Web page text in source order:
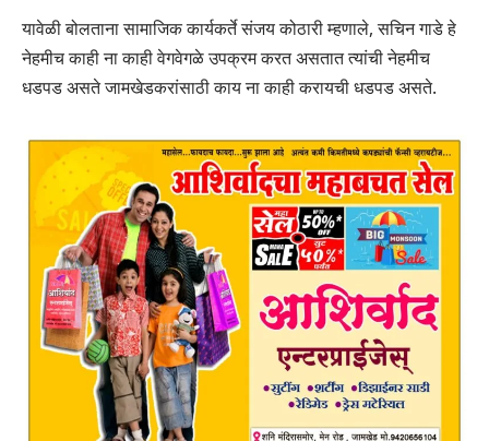
यावेळी बोलताना सामाजिक कार्यकर्ते संजय कोठारी म्हणाले, सचिन गाडे हे
नेहमीच काही ना काही वेगवेगळे उपक्रम करत असतात त्यांची नेहमीच
धडपड असते जामखेडकरांसाठी काय ना काही करायची धडपड असते.